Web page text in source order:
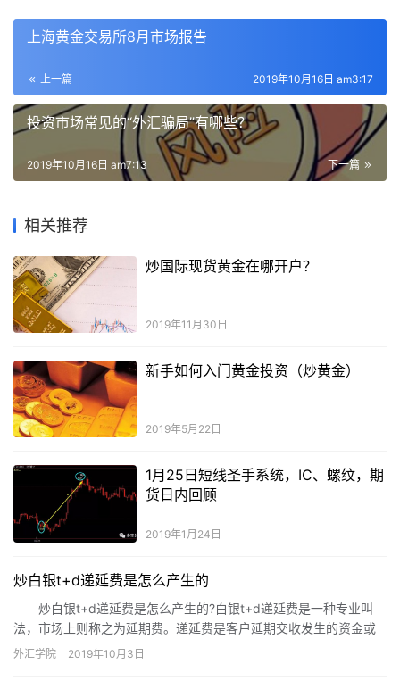
上海黄金交易所8月市场报告
上一篇 2019年10月16日 am3:17
投资市场常见的“外汇骗局”有哪些？
下一篇
2019年10月16日 am7:13
相关推荐
炒国际现货黄金在哪开户？
2019年11月30日
新手如何入门黄金投资（炒黄金）
2019年5月22日
1月25日短线圣手系统，IC、螺纹，期
货日内回顾
2019年1月24日
炒白银t+d递延费是怎么产生的
炒白银t+d递延费是怎么产生的?白银t+d递延费是一种专业叫
法，市场上则称之为延期费。递延费是客户延期交收发生的资金或
黄金实物的融通成本，递延费的支付方向根据交收申报数量对比确
外汇学院 2019年10月3日